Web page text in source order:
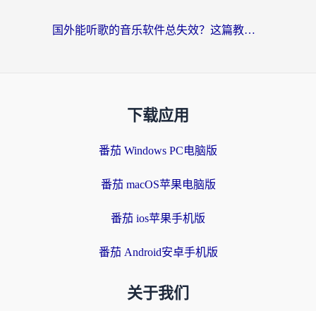
国外能听歌的音乐软件总失效？这篇教你怎么在海外流畅听网易云
下载应用
番茄 Windows PC电脑版
番茄 macOS苹果电脑版
番茄 ios苹果手机版
番茄 Android安卓手机版
关于我们